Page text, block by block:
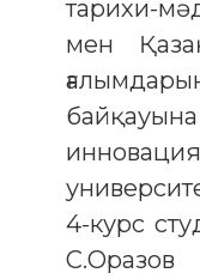
тарихи-
мен
4-курс